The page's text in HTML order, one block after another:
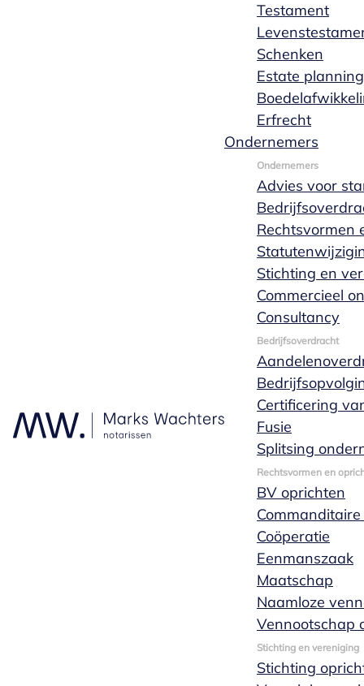
Testament
Schenken
Estate planning
Erfrecht
Ondernemers
Ondernemers
Advies voor
Rechtsvormen
Stichting en
Commercieel
Consultancy
Bedrijfsoverdracht
Certificering
Fusie
Splitsing
Rechtsvormen en
BV oprichten
Coöperatie
Eenmanszaak
Maatschap
Naamloze
Vennootschap
Stichting en vereniging
Stichting
aantal zaken waar je rekening mee moet
houden. Vaak heb je ook een verklaring van
erfrecht van de notaris nodig. Als notaris
gespecialiseerd in erfrecht helpt Marks
Wachters notarissen je met de verklaring van
erfrecht, met de keuze om de nalatenschap te
aanvaarden of te verwerpen en met al je
Erven van een
nalatenschap
Als iemand overlijdt wordt hij gezien als
erflater. Het is het van belang dat de
erfgenamen van de erflater bekend worden. In
Nederland kan iemand op twee manieren